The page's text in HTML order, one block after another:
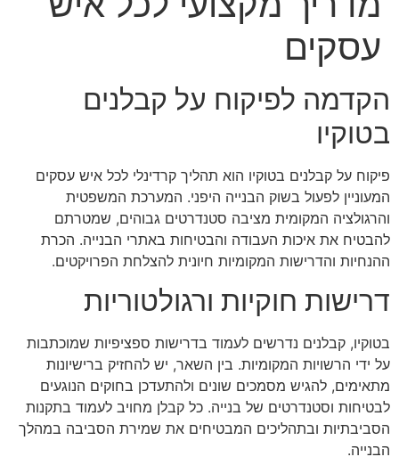
עסקים
הקדמה לפיקוח על קבלנים
בטוקיו
פיקוח על קבלנים בטוקיו הוא תהליך קרדינלי לכל איש עסקים
המעוניין לפעול בשוק הבנייה היפני. המערכת המשפטית
והרגולציה המקומית מציבה סטנדרטים גבוהים, שמטרתם
להבטיח את איכות העבודה והבטיחות באתרי הבנייה. הכרת
ההנחיות והדרישות המקומיות חיונית להצלחת הפרויקטים.
דרישות חוקיות ורגולטוריות
בטוקיו, קבלנים נדרשים לעמוד בדרישות ספציפיות שמוכתבות
על ידי הרשויות המקומיות. בין השאר, יש להחזיק ברישיונות
מתאימים, להגיש מסמכים שונים ולהתעדכן בחוקים הנוגעים
לבטיחות וסטנדרטים של בנייה. כל קבלן מחויב לעמוד בתקנות
הסביבתיות ובתהליכים המבטיחים את שמירת הסביבה במהלך
הבנייה.